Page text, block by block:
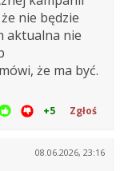
nie będzie
aktualna nie
że ma być.
+5 Zgłoś
08.06.2026, 23:16